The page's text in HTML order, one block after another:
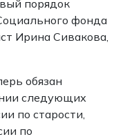
порядок
фонда
Ирина Сивакова,
обязан
следующих
по старости,
по